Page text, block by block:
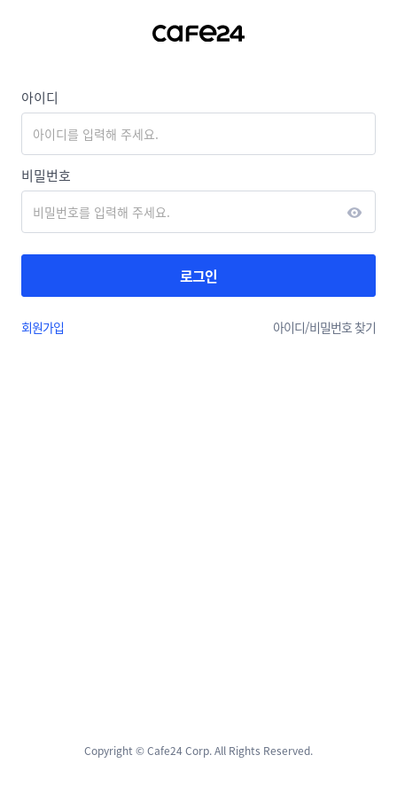
아이디
비밀번호
로그인
회원가입 아이디/비밀번호 찾기
Copyright © Cafe24 Corp. All Rights Reserved.